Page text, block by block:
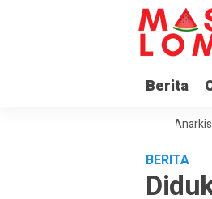
Berita
Masyarakat Tolak Aksi Anarkis Demi
BERITA